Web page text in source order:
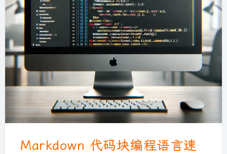
Markdown 代码块编程语言速